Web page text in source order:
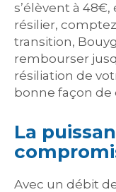
s’élèvent à
résilier,
transition,
rembourser
résiliation de
bonne façon de
La
Avec un débit